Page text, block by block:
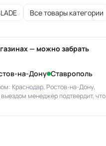
Все товары категории
— можно забрать
на-Дону Ставрополь
Краснодар, Ростов-на-Дону,
менеджер подтвердит, что